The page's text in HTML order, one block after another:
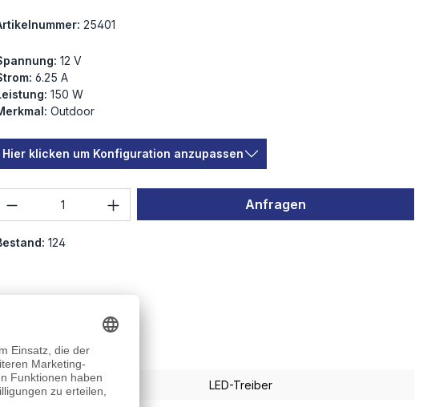
25401
12 V
6.25 A
150 W
Outdoor
Hier klicken um Konfiguration anzupassen
Produkt Anzahl: Gib den gewünschten Wert
Anfragen
124
Bauart: LED-Treiber